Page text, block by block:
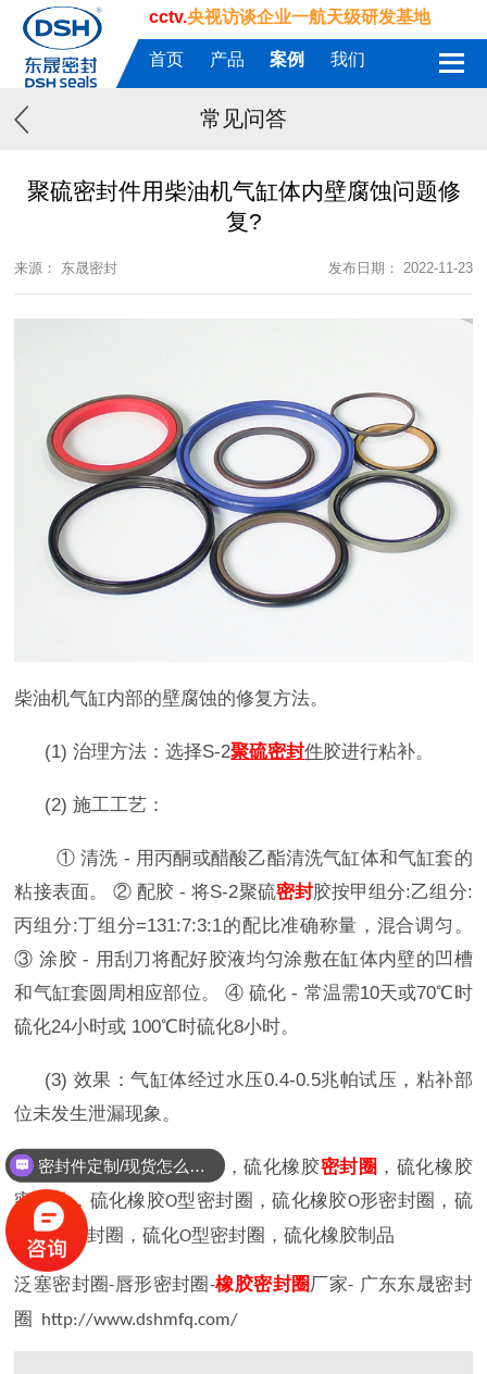
cctv.央视访谈企业一航天级研发基地
首页 产品 案例 我们
常见问答
聚硫密封件用柴油机气缸体内壁腐蚀问题修
复?
来源： 东晟密封 发布日期： 2022-11-23
柴油机气缸内部的壁腐蚀的修复方法。
(1) 治理方法：选择S-2聚硫密封件胶进行粘补。
(2) 施工工艺：
① 清洗 - 用丙酮或醋酸乙酯清洗气缸体和气缸套的
粘接表面。 ② 配胶 - 将S-2聚硫密封胶按甲组分:乙组分:
丙组分:丁组分=131:7:3:1的配比准确称量，混合调匀。
③ 涂胶 - 用刮刀将配好胶液均匀涂敷在缸体内壁的凹槽
和气缸套圆周相应部位。 ④ 硫化 - 常温需10天或70℃时
硫化24小时或 100℃时硫化8小时。
(3) 效果：气缸体经过水压0.4-0.5兆帕试压，粘补部
位未发生泄漏现象。
硫化密封圈，硫化密封件，硫化橡胶密封圈 ，硫化橡胶
密封件，硫化橡胶O型密封圈，硫化橡胶O形密封圈，硫
化 O形密封圈，硫化O型密封圈，硫化橡胶制品
泛塞密封圈-唇形密封圈-橡胶密封圈 厂家- 广东东晟密封
圈
http://www.dshmfq.com/